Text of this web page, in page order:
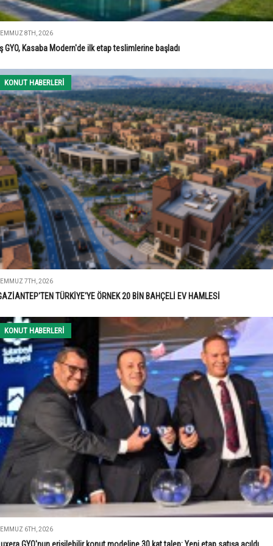
8TH, 2026
GYO, Kasaba Modern'de ilk etap teslimlerine başladı
KONUT HABERLERI
7TH, 2026
TÜRKİYE'YE ÖRNEK 20 BİN BAHÇELİ EV HAMLESİ
KONUT HABERLERI
6TH, 2026